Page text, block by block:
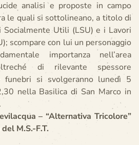
analisi e proposte in campo
le quali si sottolineano, a titolo di
Socialmente Utili (LSU) e i Lavori
scompare con lui un personaggio
importanza nell’area
di rilevante spessore
funebri si svolgeranno lunedì 5
nella Basilica di San Marco in
– “Alternativa Tricolore”
M.S.-F.T.